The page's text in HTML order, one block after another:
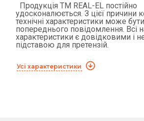
Продукція ТМ REAL-EL постійно
удосконалюється. З цієї причини
технічні характеристики може
попереднього повідомлення. Всі
характеристики є довідковими і
підставою для претензій.
Усі характеристики